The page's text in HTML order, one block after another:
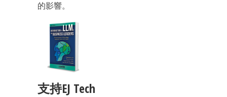
的影響。
支持EJ Tech